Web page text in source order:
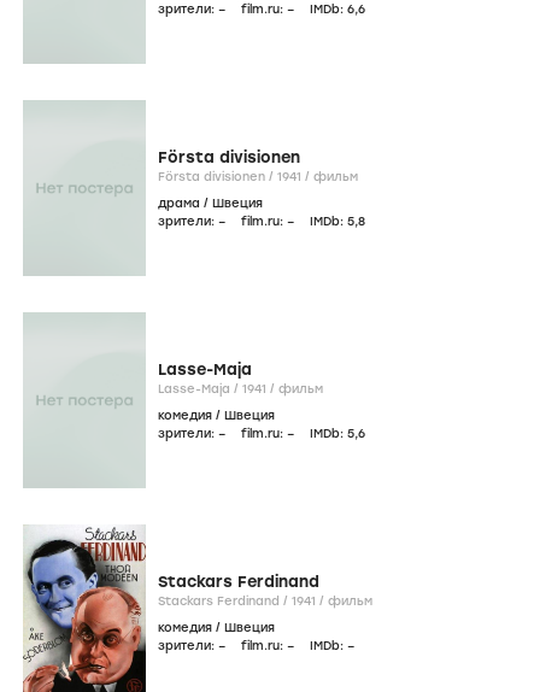
зрители: – film.ru: – IMDb: 6,6
Första divisionen
Första divisionen / 1941 / фильм
драма / Швеция
зрители: – film.ru: – IMDb: 5,8
Lasse-Maja
Lasse-Maja / 1941 / фильм
комедия / Швеция
зрители: – film.ru: – IMDb: 5,6
Stackars Ferdinand
Stackars Ferdinand / 1941 / фильм
комедия / Швеция
зрители: – film.ru: – IMDb: –